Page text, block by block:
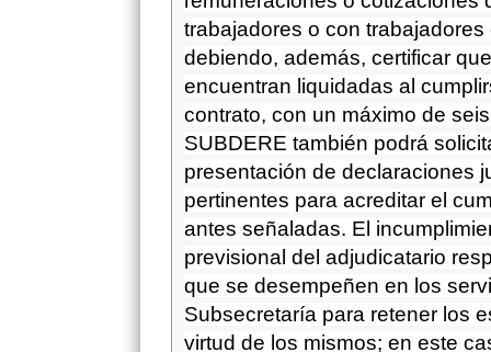
trabajadores o con
debiendo, además, certificar
encuentran liquidadas al
contrato, con un máximo de
SUBDERE también podrá
presentación de declaraciones
pertinentes para acreditar el
antes señaladas. El
previsional del adjudicatario
que se desempeñen en los
Subsecretaría para retener los
virtud de los mismos; en este